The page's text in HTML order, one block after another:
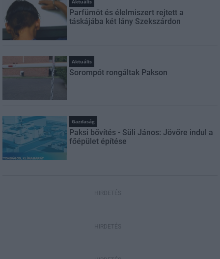
Aktuális
Parfümöt és élelmiszert rejtett a
táskájába két lány Szekszárdon
Aktuális
Sorompót rongáltak Pakson
Gazdaság
Paksi bővítés - Süli János: Jövőre indul a
főépület építése
HIRDETÉS
HIRDETÉS